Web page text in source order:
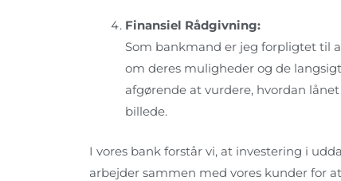
Finansiel Rådgivning:
Som bankmand er jeg forpligtet til
om deres muligheder og de
afgørende at vurdere, hvordan
billede.
I vores bank forstår vi, at investering i
arbejder sammen med vores kunder for